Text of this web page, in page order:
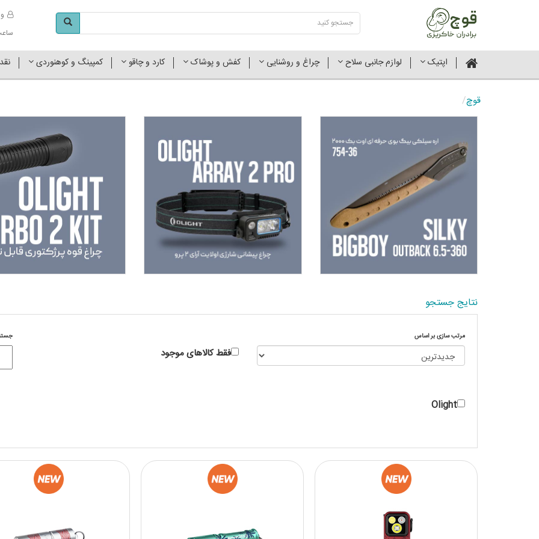
ساعت
اپتیک لوازم جانبی سلاح چراغ و روشنایی کفش و پوشاک کارد و چاقو کمپینگ و کوهنوردی
قوچ/
نتایج جستجو
مرتب سازی بر اساس
فقط کالاهای موجود
Olight